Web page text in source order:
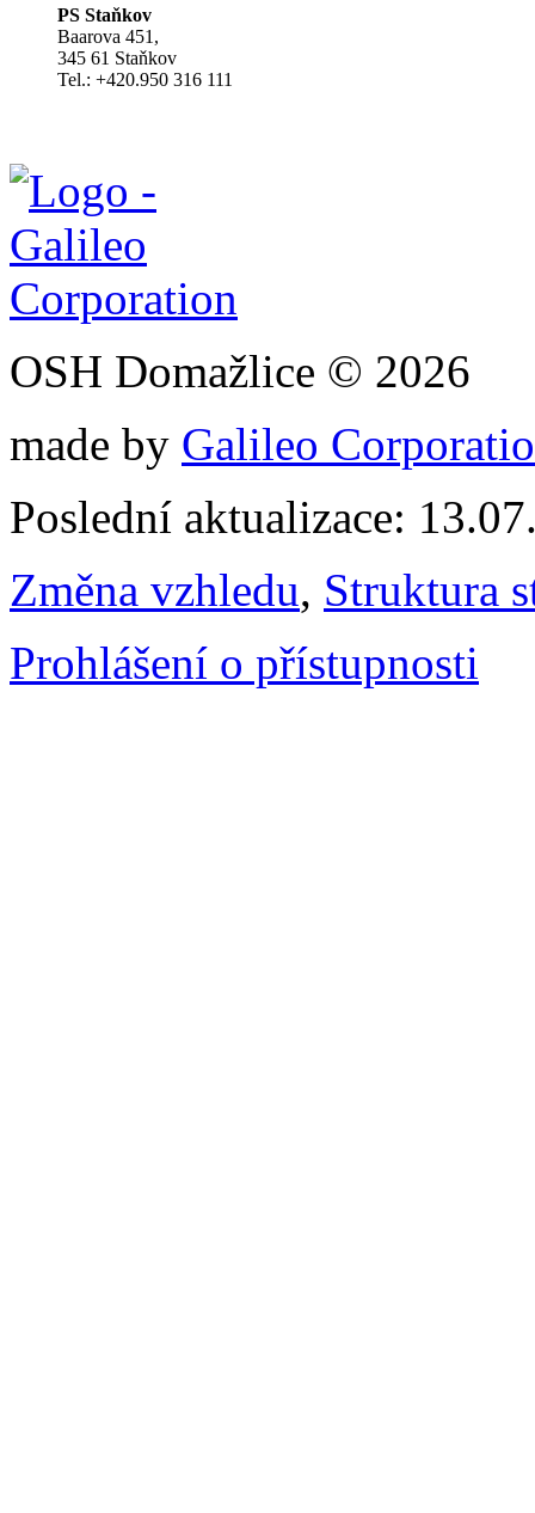
PS Staňkov
Baarova 451,
345 61 Staňkov
Tel.: +420.950 316 111
OSH Domažlice © 2026
made by Galileo
Poslední aktualizace:
Změna vzhledu, Struktura
Prohlášení o přístupnosti